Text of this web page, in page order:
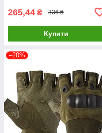
265,44 ₴ 336 ₴
Купити
–20%